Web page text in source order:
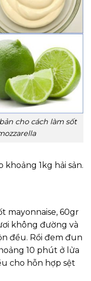
cho cách làm sốt
khoảng 1kg hải sản.
mayonnaise, 60gr
không đường và
đều. Rồi đem đun
10 phút ở lửa
cho hỗn hợp sệt